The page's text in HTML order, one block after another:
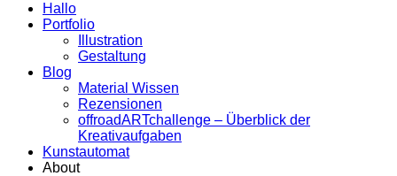
Hallo
Portfolio
Illustration
Gestaltung
Blog
Material Wissen
Rezensionen
offroadARTchallenge – Überblick der
Kreativaufgaben
Kunstautomat
About